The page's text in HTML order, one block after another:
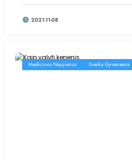
2021-11-08
Medicinos Naujienos Sveika Gyvensena